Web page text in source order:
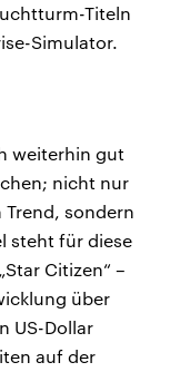
Titeln
Simulator.
weiterhin gut
nicht nur
sondern
steht für diese
Citizen“ –
über
US-Dollar
auf der